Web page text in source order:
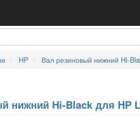
HP Вал резиновый нижний Hi-
нижний Hi-Black для HP